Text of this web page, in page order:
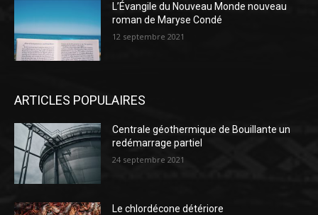
L’Évangile du Nouveau Monde nouveau
roman de Maryse Condé
12 septembre 2021
ARTICLES POPULAIRES
Centrale géothermique de Bouillante un
redémarrage partiel
24 septembre 2021
Le chlordécone détériore